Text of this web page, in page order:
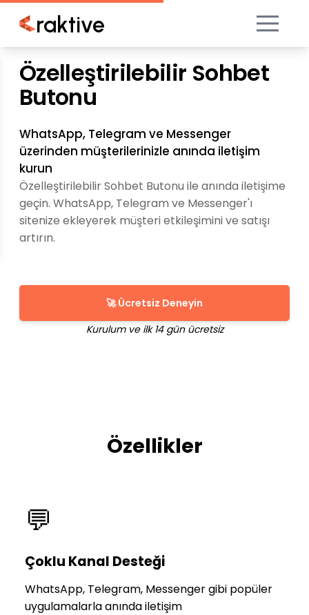
raktive
Özelleştirilebilir Sohbet
Butonu
WhatsApp, Telegram ve Messenger
üzerinden müşterilerinizle anında iletişim
kurun
Özelleştirilebilir Sohbet Butonu ile anında iletişime
geçin. WhatsApp, Telegram ve Messenger'ı
sitenize ekleyerek müşteri etkileşimini ve satışı
artırın.
🚀 Ücretsiz Deneyin
Kurulum ve ilk 14 gün ücretsiz
Özellikler
💬
Çoklu Kanal Desteği
WhatsApp, Telegram, Messenger gibi popüler
uygulamalarla anında iletişim